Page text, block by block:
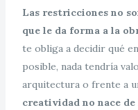
Las restricciones no
que le da forma a la
te obliga a decidir qué
posible, nada tendría
arquitectura o frente a
creatividad no nace